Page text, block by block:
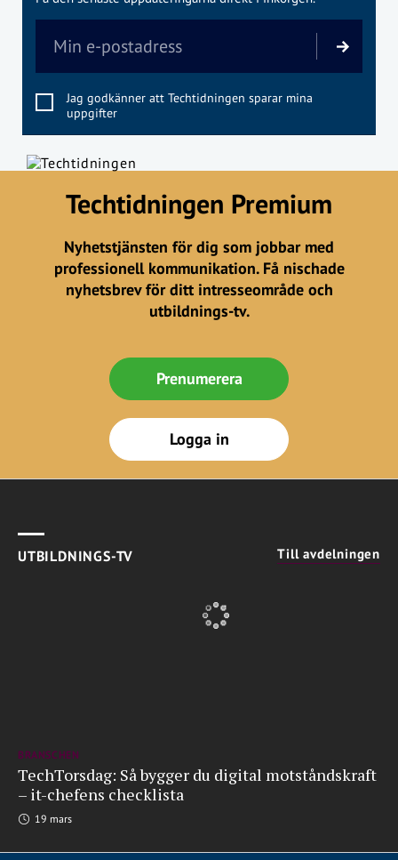
Jag godkänner att Techtidningen sparar mina
uppgifter
Techtidningen Premium
Nyhetstjänsten för dig som jobbar med
professionell kommunikation. Få nischade
nyhetsbrev för ditt intresseområde och
utbildnings-tv.
Prenumerera
Logga in
UTBILDNINGS-TV Till avdelningen
BRANSCHEN
TechTorsdag: Så bygger du digital motståndskraft
– it-chefens checklista
19 mars